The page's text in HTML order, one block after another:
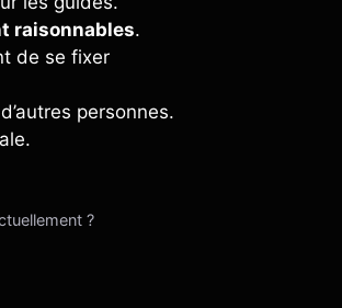
raisonnables.
de se fixer
personnes.
?